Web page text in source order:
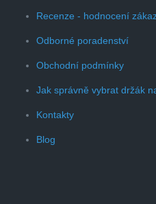
Recenze - hodnocení
Odborné poradenství
Obchodní podmínky
Jak správně vybrat držák
Kontakty
Blog